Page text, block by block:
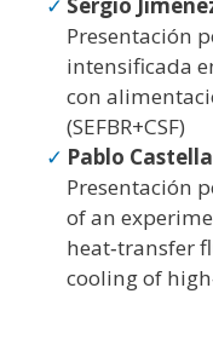
Presentación
intensificada
con
(SEFBR+CSF)
Pablo
Presentación
of an
heat‑transfer
cooling of